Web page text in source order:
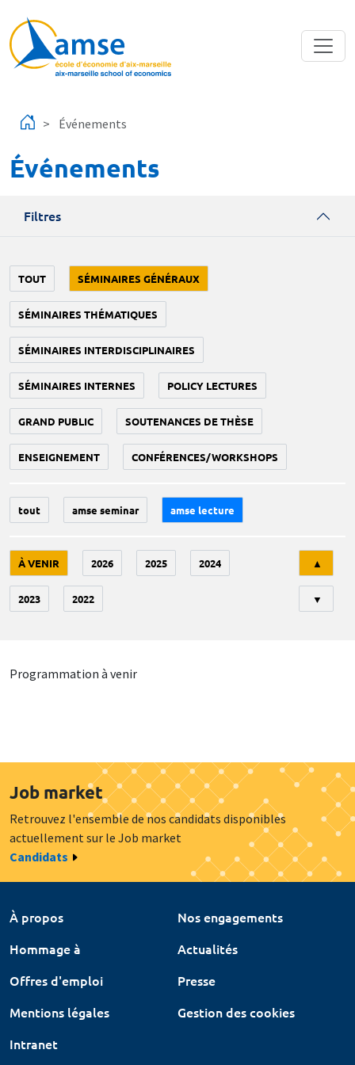
Événements
Événements
Filtres
TOUT SÉMINAIRES GÉNÉRAUX
SÉMINAIRES THÉMATIQUES
SÉMINAIRES INTERDISCIPLINAIRES
SÉMINAIRES INTERNES POLICY LECTURES
GRAND PUBLIC SOUTENANCES DE THÈSE
ENSEIGNEMENT CONFÉRENCES/WORKSHOPS
tout amse seminar amse lecture
À VENIR 2026 2025 2024
2023 2022
▲
▼
Programmation à venir
Job market
Retrouvez l'ensemble de nos candidats disponibles
actuellement sur le Job market
Candidats
À propos
Nos engagements
Hommage à
Actualités
Offres d'emploi
Presse
Mentions légales
Gestion des cookies
Intranet